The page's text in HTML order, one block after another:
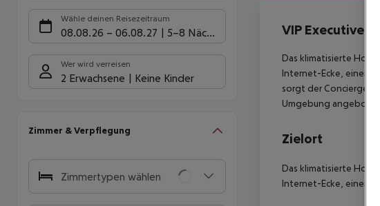
Wähle deinen Reisezeitraum
08.08.26 – 06.08.27 5-8 Nächte
Wer wird verreisen
2 Erwachsene Keine Kinder
Zimmer & Verpflegung
Zimmertypen wählen
VIP Executive
Das klimatisierte
Internet-Ecke, einem
sorgt der Concierge-
Umgebung angeboten.
Zielort
Das klimatisierte
Internet-Ecke, einem